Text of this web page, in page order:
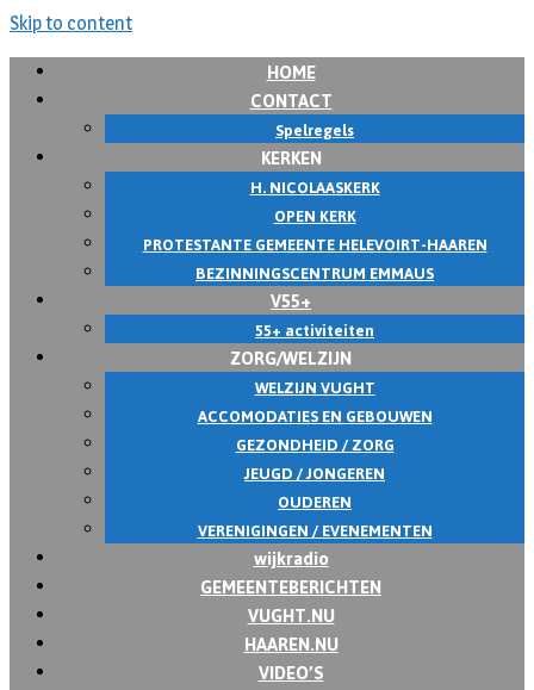
Skip to content
HOME
CONTACT
Spelregels
KERKEN
H. NICOLAASKERK
OPEN KERK
PROTESTANTE GEMEENTE HELEVOIRT-HAAREN
BEZINNINGSCENTRUM EMMAUS
V55+
55+ activiteiten
ZORG/WELZIJN
WELZIJN VUGHT
ACCOMODATIES EN GEBOUWEN
GEZONDHEID / ZORG
JEUGD / JONGEREN
OUDEREN
VERENIGINGEN / EVENEMENTEN
wijkradio
GEMEENTEBERICHTEN
VUGHT.NU
HAAREN.NU
VIDEO’S